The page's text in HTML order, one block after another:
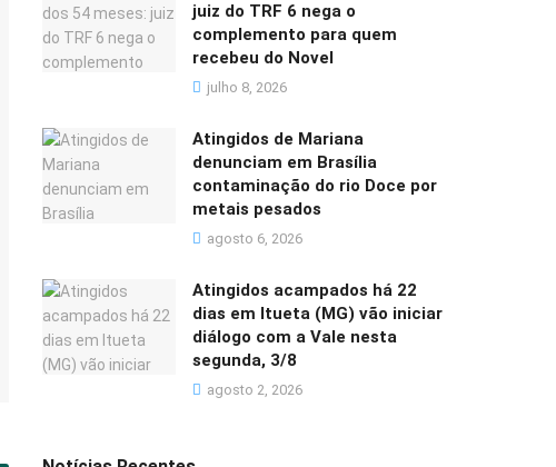
juiz do TRF 6 nega o
complemento para quem
recebeu do Novel
julho 8, 2026
Atingidos de Mariana
denunciam em Brasília
contaminação do rio Doce por
metais pesados
agosto 6, 2026
Atingidos acampados há 22
dias em Itueta (MG) vão iniciar
diálogo com a Vale nesta
segunda, 3/8
agosto 2, 2026